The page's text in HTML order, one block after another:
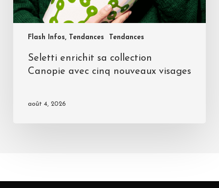
Flash Infos, Tendances Tendances
Seletti enrichit sa collection
Canopie avec cinq nouveaux visages
août 4, 2026